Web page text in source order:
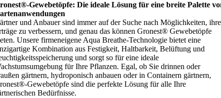
Gewebetöpfe: Die ideale Lösung für eine breite Palette
und Anbauer sind immer auf der Suche nach Möglichkeiten, ihre
zu verbessern, und genau das können Gronest® Gewebetöpfe
Unsere firmeneigene Aqua Breathe-Technologie bietet eine
Kombination aus Festigkeit, Haltbarkeit, Belüftung und
und sorgt so für eine ideale
für Ihre Pflanzen. Egal, ob Sie drinnen oder
gärtnern, hydroponisch anbauen oder in Containern gärtnern,
Gewebetöpfe sind die perfekte Lösung für alle Ihre
Bedürfnisse.